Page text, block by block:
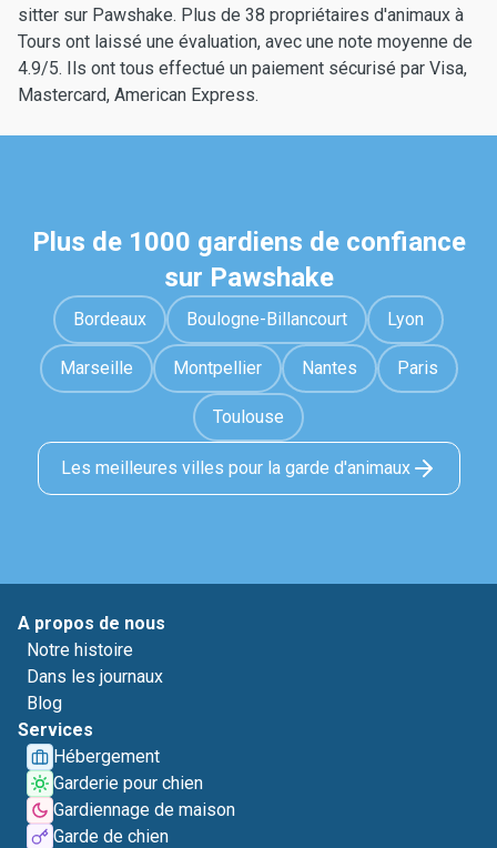
sitter sur Pawshake. Plus de 38 propriétaires d'animaux à
Tours ont laissé une évaluation, avec une note moyenne de
4.9/5. Ils ont tous effectué un paiement sécurisé par Visa,
Mastercard, American Express.
Plus de 1000 gardiens de confiance
sur Pawshake
Bordeaux Boulogne-Billancourt Lyon
Marseille Montpellier Nantes Paris
Toulouse
Les meilleures villes pour la garde d'animaux
A propos de nous
Notre histoire
Dans les journaux
Blog
Services
Hébergement
Garderie pour chien
Gardiennage de maison
Garde de chien